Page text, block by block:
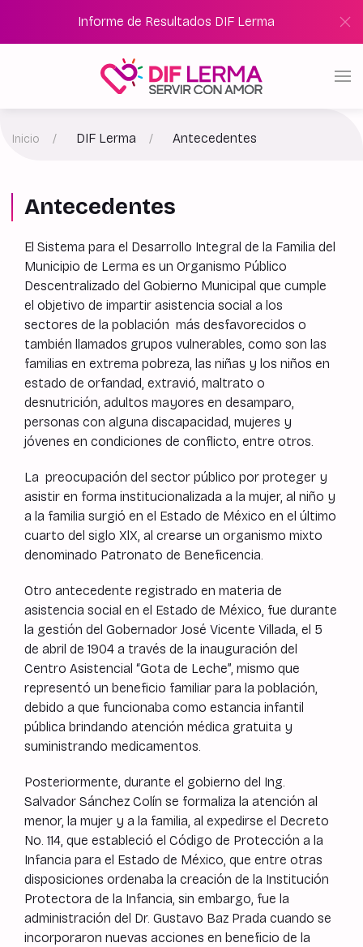
Informe de Resultados DIF Lerma
Inicio DIF Lerma Antecedentes
Antecedentes
El Sistema para el Desarrollo Integral de la Familia del
Municipio de Lerma es un Organismo Público
Descentralizado del Gobierno Municipal que cumple
el objetivo de impartir asistencia social a los
sectores de la población más desfavorecidos o
también llamados grupos vulnerables, como son las
familias en extrema pobreza, las niñas y los niños en
estado de orfandad, extravió, maltrato o
desnutrición, adultos mayores en desamparo,
personas con alguna discapacidad, mujeres y
jóvenes en condiciones de conflicto, entre otros.
La preocupación del sector público por proteger y
asistir en forma institucionalizada a la mujer, al niño y
a la familia surgió en el Estado de México en el último
cuarto del siglo XlX, al crearse un organismo mixto
denominado Patronato de Beneficencia.
Otro antecedente registrado en materia de
asistencia social en el Estado de México, fue durante
la gestión del Gobernador José Vicente Villada, el 5
de abril de 1904 a través de la inauguración del
Centro Asistencial “Gota de Leche”, mismo que
representó un beneficio familiar para la población,
debido a que funcionaba como estancia infantil
pública brindando atención médica gratuita y
suministrando medicamentos.
Posteriormente, durante el gobierno del Ing.
Salvador Sánchez Colín se formaliza la atención al
menor, la mujer y a la familia, al expedirse el Decreto
No. 114, que estableció el Código de Protección a la
Infancia para el Estado de México, que entre otras
disposiciones ordenaba la creación de la Institución
Protectora de la Infancia, sin embargo, fue la
administración del Dr. Gustavo Baz Prada cuando se
incorporaron nuevas acciones en beneficio de la